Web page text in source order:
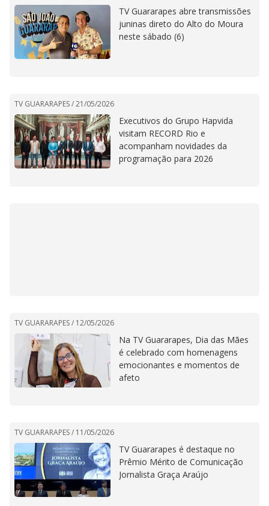
TV Guararapes abre transmissões
juninas direto do Alto do Moura
neste sábado (6)
TV GUARARAPES /21/05/2026
Executivos do Grupo Hapvida
visitam RECORD Rio e
acompanham novidades da
programação para 2026
TV GUARARAPES / 12/05/2026
Na TV Guararapes, Dia das Mães
é celebrado com homenagens
emocionantes e momentos de
afeto
TV GUARARAPES / 11/05/2026
TV Guararapes é destaque no
Prêmio Mérito de Comunicação
Jornalista Graça Araújo